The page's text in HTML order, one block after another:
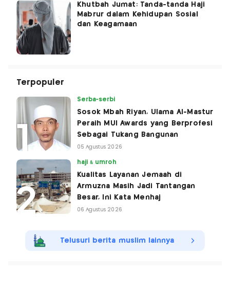
Khutbah Jumat: Tanda-tanda Haji
Mabrur dalam Kehidupan Sosial
dan Keagamaan
Terpopuler
Serba-serbi
Sosok Mbah Riyan, Ulama Al-Mastur
Peraih MUI Awards yang Berprofesi
Sebagai Tukang Bangunan
05 Agustus 2026
haji & umroh
Kualitas Layanan Jemaah di
Armuzna Masih Jadi Tantangan
Besar, Ini Kata Menhaj
06 Agustus 2026
Telusuri berita muslim lainnya